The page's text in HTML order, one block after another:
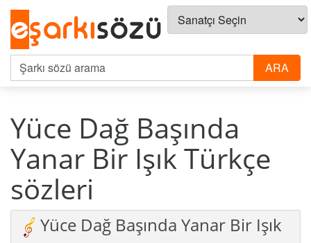
Yüce Dağ Başında
Yanar Bir Işık Türkçe
sözleri
Yüce Dağ Başında Yanar Bir Işık